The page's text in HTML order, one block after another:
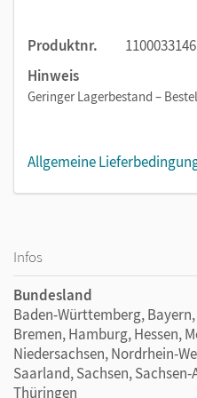
Produktnr.
1100033146
Hinweis
Geringer Lagerbestand –
Allgemeine
Infos
Bundesland
Baden-Württemberg,
Bremen, Hamburg, Hessen,
Niedersachsen, Nordrhein-
Saarland, Sachsen,
Thüringen